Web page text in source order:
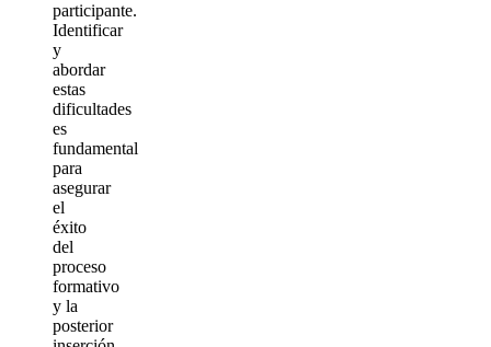
participante.
Identificar
y
abordar
estas
dificultades
es
fundamental
para
asegurar
el
éxito
del
proceso
formativo
y la
posterior